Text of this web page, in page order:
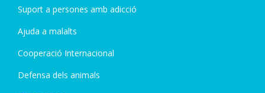
Suport a persones amb adicció
Ajuda a malalts
Cooperació Internacional
Defensa dels animals